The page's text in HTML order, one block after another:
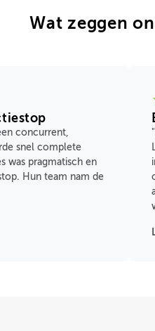
Wat zeggen
concurrent,
snel complete
was pragmatisch en
Hun team nam de